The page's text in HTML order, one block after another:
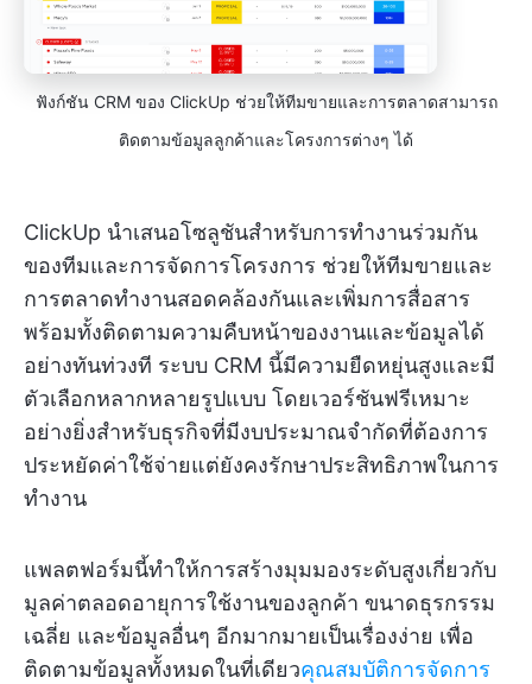
ฟังก์ชัน CRM ของ ClickUp ช่วยให้ทีมขายและการตลาดสามารถ
ติดตามข้อมูลลูกค้าและโครงการต่างๆ ได้
ClickUp นำเสนอโซลูชันสำหรับการทำงานร่วมกัน
ของทีมและการจัดการโครงการ ช่วยให้ทีมขายและ
การตลาดทำงานสอดคล้องกันและเพิ่มการสื่อสาร
พร้อมทั้งติดตามความคืบหน้าของงานและข้อมูลได้
อย่างทันท่วงที ระบบ CRM นี้มีความยืดหยุ่นสูงและมี
ตัวเลือกหลากหลายรูปแบบ โดยเวอร์ชันฟรีเหมาะ
อย่างยิ่งสำหรับธุรกิจที่มีงบประมาณจำกัดที่ต้องการ
ประหยัดค่าใช้จ่ายแต่ยังคงรักษาประสิทธิภาพในการ
ทำงาน
แพลตฟอร์มนี้ทำให้การสร้างมุมมองระดับสูงเกี่ยวกับ
มูลค่าตลอดอายุการใช้งานของลูกค้า ขนาดธุรกรรม
เฉลี่ย และข้อมูลอื่นๆ อีกมากมายเป็นเรื่องง่าย เพื่อ
ติดตามข้อมูลทั้งหมดในที่เดียวคุณสมบัติการจัดการ